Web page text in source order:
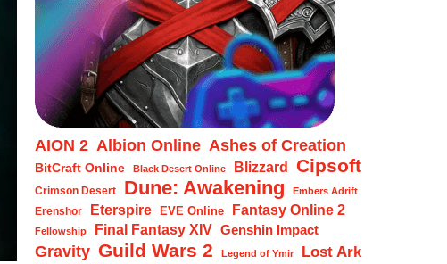
AION 2 Albion Online Ashes of Creation
BitCraft Online Black Desert Online Blizzard Cipsoft
Crimson Desert Dune: Awakening Embers Adrift
Erenshor Eterspire EVE Online Fantasy Online 2
Fellowship Final Fantasy XIV Genshin Impact
Gravity Guild Wars 2 Legend of Ymir Lost Ark